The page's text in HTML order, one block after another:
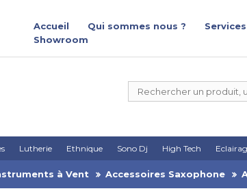
Accueil Qui sommes nous ? Services
Showroom
Lutherie Ethnique Sono Dj High Tech
à Vent Accessoires Saxophone